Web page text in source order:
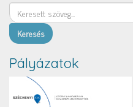
Keresés
Pályázatok